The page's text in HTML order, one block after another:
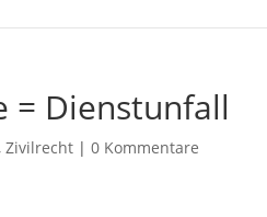
= Dienstunfall
Zivilrecht |0 Kommentare